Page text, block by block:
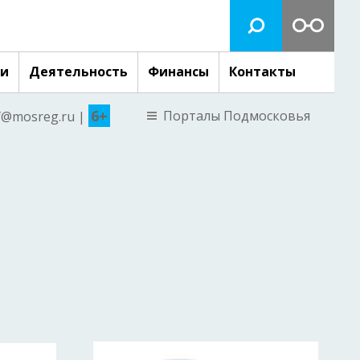
Деятельность Финансы Контакты
| 6+ Порталы Подмосковья